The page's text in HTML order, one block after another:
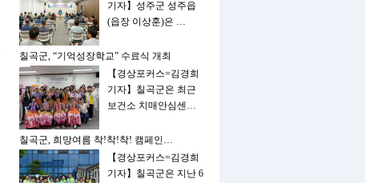
기자】성주군 성주읍
(읍장 이상훈)은 …
칠곡군, “기억성장학교” 수료식 개최
【경상포커스=김경희
기자】칠곡군은 최근
보건소 치매안심센…
칠곡군, 희망여름 착!착!착! 캠페인…
【경상포커스=김경희
기자】칠곡군은 지난 6